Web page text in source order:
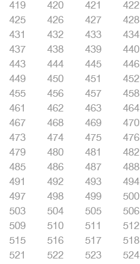
419
420 421 422
425
426 427 428
431
432 433 434
437
438 439 440
443
444 445 446
449
450 451 452
455
456 457 458
461
462 463 464
467
468 469 470
473
474 475 476
479
480 481 482
485
486 487 488
491
492 493 494
497
498 499 500
503
504 505 506
509
510 511 512
515
516 517 518
521
522 523 524